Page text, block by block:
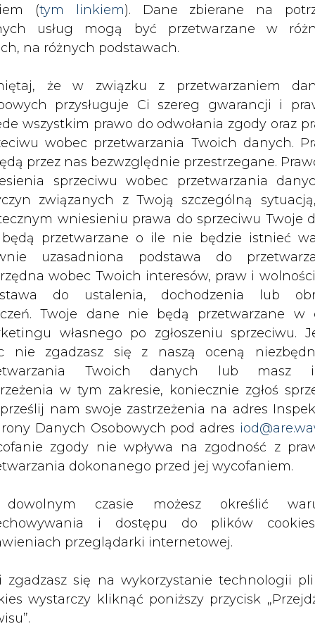
usług mogą być przetwarzane w
na różnych podstawach.
przysługuje Ci szereg gwarancji i
wszystkim prawo do odwołania zgody oraz
wobec przetwarzania Twoich danych.
przez nas bezwzględnie przestrzegane.
sprzeciwu wobec przetwarzania
związanych z Twoją szczególną
wniesieniu prawa do sprzeciwu Twoje
przetwarzane o ile nie będzie istnieć
uzasadniona podstawa do
wobec Twoich interesów, praw i
do ustalenia, dochodzenia lub
Twoje dane nie będą przetwarzane w
własnego po zgłoszeniu sprzeciwu.
nie zgadzasz się z naszą oceną
Twoich danych lub masz
w tym zakresie, koniecznie zgłoś
nam swoje zastrzeżenia na adres
Danych Osobowych pod adres
zgody nie wpływa na zgodność z
dokonanego przed jej wycofaniem.
i dostępu do plików
przeglądarki internetowej.
wystarczy kliknąć poniższy przycisk
(EUA), ceny węgla energetycznego
Data Cena
Zmiany cen
1D
1M YTD
2022-12-06 87,69 0,4% 14,8% 8,7%
2022-11-24 229,00 14,5% -15,2% 86,2%
2022-12-06 889,11 -4,1% -19,6% 25,0%
2022-12-06 813,91 -4,3% -21,7% 22,4%
Zastrzeżenia
publikacji do szkoleń treningowych LLM.